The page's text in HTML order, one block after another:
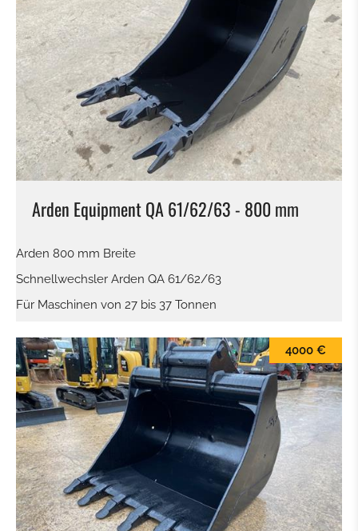
REIFEN / FELGEN
ACHSE
LAUFWERK
AUSLEGER
HYDRAULIK VERTEILER
BETON-EISENBIEGER
BETONSTAHLSCHERE
MULCHER
SALZSTREUER
Arden Equipment QA 61/62/63 - 800 mm
Arden 800 mm Breite
Schnellwechsler Arden QA 61/62/63
Für Maschinen von 27 bis 37 Tonnen
4000 €